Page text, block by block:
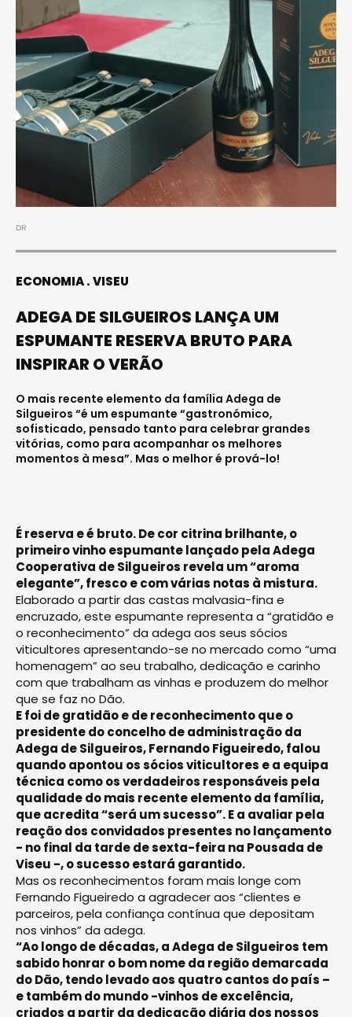
DR
ECONOMIA VISEU
ADEGA DE SILGUEIROS LANÇA UM
ESPUMANTE RESERVA BRUTO PARA
INSPIRAR O VERÃO
O mais recente elemento da família Adega de
Silgueiros “é um espumante “gastronómico,
sofisticado, pensado tanto para celebrar grandes
vitórias, como para acompanhar os melhores
momentos à mesa”. Mas o melhor é prová-lo!
É reserva e é bruto. De cor citrina brilhante, o
primeiro vinho espumante lançado pela Adega
Cooperativa de Silgueiros revela um “aroma
elegante”, fresco e com várias notas à mistura.
Elaborado a partir das castas malvasia-fina e
encruzado, este espumante representa a “gratidão e
o reconhecimento” da adega aos seus sócios
viticultores apresentando-se no mercado como “uma
homenagem” ao seu trabalho, dedicação e carinho
com que trabalham as vinhas e produzem do melhor
que se faz no Dão.
E foi de gratidão e de reconhecimento que o
presidente do concelho de administração da
Adega de Silgueiros, Fernando Figueiredo, falou
quando apontou os sócios viticultores e a equipa
técnica como os verdadeiros responsáveis pela
qualidade do mais recente elemento da família,
que acredita “será um sucesso”. E a avaliar pela
reação dos convidados presentes no lançamento
- no final da tarde de sexta-feira na Pousada de
Viseu -, o sucesso estará garantido.
Mas os reconhecimentos foram mais longe com
Fernando Figueiredo a agradecer aos “clientes e
parceiros, pela confiança contínua que depositam
nos vinhos” da adega.
“Ao longo de décadas, a Adega de Silgueiros tem
sabido honrar o bom nome da região demarcada
do Dão, tendo levado aos quatro cantos do país –
e também do mundo -vinhos de excelência,
criados a partir da dedicação diária dos nossos